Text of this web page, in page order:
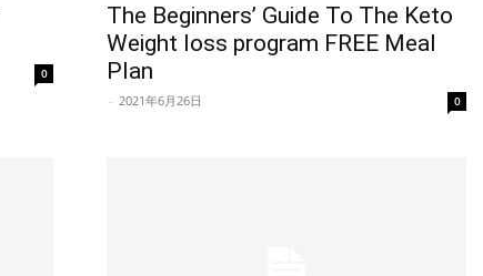
0
The Beginners’ Guide To The Keto
Weight loss program FREE Meal
Plan
- 2021年6月26日 0